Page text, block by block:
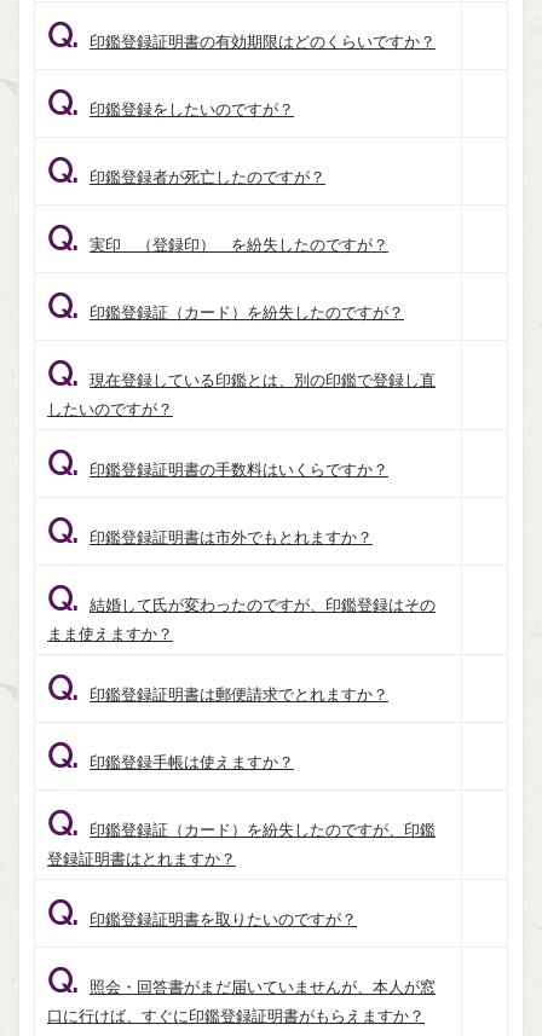
Q. 印鑑登録証明書の有効期限はどのくらいですか？
Q. 印鑑登録をしたいのですが？
Q. 印鑑登録者が死亡したのですが？
Q. 実印 （登録印） を紛失したのですが？
Q. 印鑑登録証（カード）を紛失したのですが？
Q. 現在登録している印鑑とは、別の印鑑で登録し直
したいのですが？
Q. 印鑑登録証明書の手数料はいくらですか？
Q. 印鑑登録証明書は市外でもとれますか？
Q. 結婚して氏が変わったのですが、印鑑登録はその
まま使えますか？
Q. 印鑑登録証明書は郵便請求でとれますか？
Q. 印鑑登録手帳は使えますか？
Q. 印鑑登録証（カード）を紛失したのですが、印鑑
登録証明書はとれますか？
Q. 印鑑登録証明書を取りたいのですが？
Q. 照会・回答書がまだ届いていませんが、本人が窓
口に行けば、すぐに印鑑登録証明書がもらえますか？